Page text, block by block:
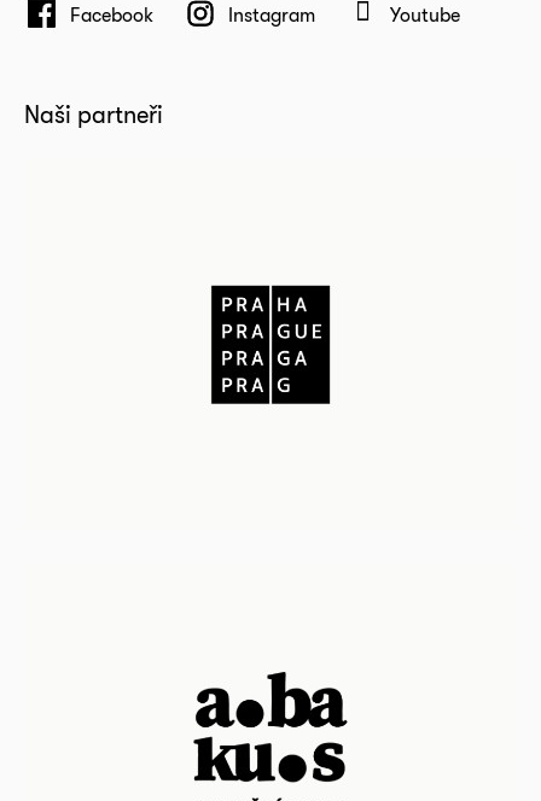
Facebook Instagram Youtube
Naši partneři